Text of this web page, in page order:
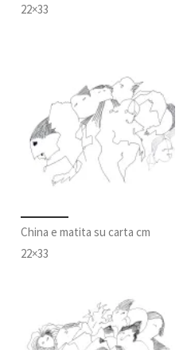
22×33
China e matita su carta cm
22×33